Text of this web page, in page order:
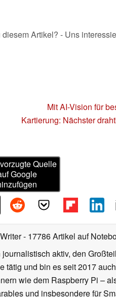
Artikel? - Uns
Mit AI-Vision für
Kartierung: Nächster
Quelle
Google
- 17786 Artikel auf
aktiv, den
tätig und bin es seit 2017
wie dem Raspberry Pi –
und insbesondere für